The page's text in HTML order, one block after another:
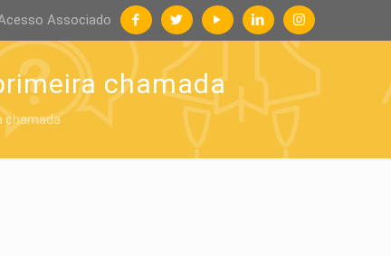
Associado
chamada
chamada